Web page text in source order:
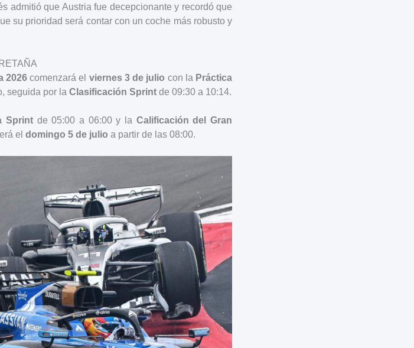
admitió que Austria fue decepcionante y recordó que
su prioridad será contar con un coche más robusto y
2026comenzará el viernes 3 de julio con la Práctica
seguida por la Clasificación Sprint de 09:30 a 10:14.
Sprint de 05:00 a 06:00 y la Calificación del Gran
el domingo 5 de julio a partir de las 08:00.